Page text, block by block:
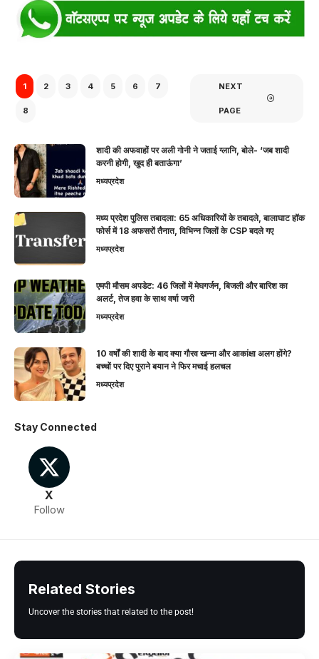
1 2 3 4 5 6 7
8
NEXT
PAGE
शादी की अफवाहों पर अली गोनी ने जताई ग्लानि, बोले- ‘जब शादी
करनी होगी, खुद ही बताऊंगा’
मध्यप्रदेश
मध्य प्रदेश पुलिस तबादला: 65 अधिकारियों के तबादले, बालाघाट हॉक
फोर्स में 18 अफसरों तैनात, विभिन्न जिलों के CSP बदले गए
मध्यप्रदेश
एमपी मौसम अपडेट: 46 जिलों में मेघगर्जन, बिजली और बारिश का
अलर्ट, तेज हवा के साथ वर्षा जारी
मध्यप्रदेश
10 वर्षों की शादी के बाद क्या गौरव खन्ना और आकांक्षा अलग होंगे?
बच्चों पर दिए पुराने बयान ने फिर मचाई हलचल
मध्यप्रदेश
Stay Connected
X
Follow
Related Stories
Uncover the stories that related to the post!